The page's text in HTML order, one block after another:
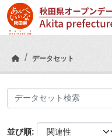
Skip to main content
データセット
並び順